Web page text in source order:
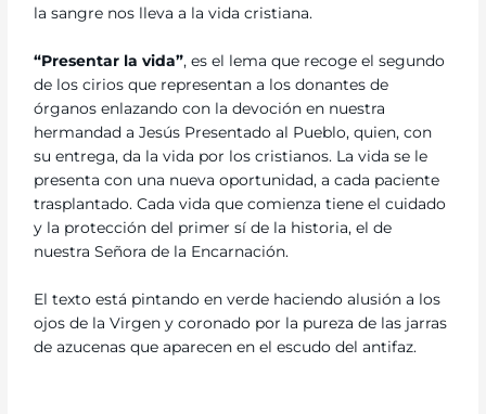
la sangre nos lleva a la vida cristiana.
“Presentar la vida”, es el lema que recoge el segundo
de los cirios que representan a los donantes de
órganos enlazando con la devoción en nuestra
hermandad a Jesús Presentado al Pueblo, quien, con
su entrega, da la vida por los cristianos. La vida se le
presenta con una nueva oportunidad, a cada paciente
trasplantado. Cada vida que comienza tiene el cuidado
y la protección del primer sí de la historia, el de
nuestra Señora de la Encarnación.
El texto está pintando en verde haciendo alusión a los
ojos de la Virgen y coronado por la pureza de las jarras
de azucenas que aparecen en el escudo del antifaz.